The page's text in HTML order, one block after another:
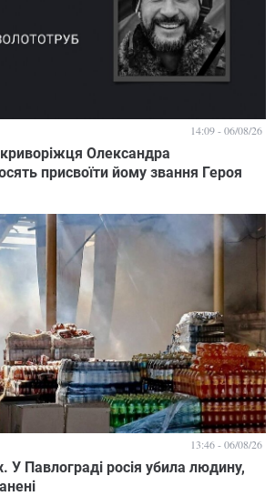
криворіжця Олександра
присвоїти йому звання Героя
14:09 - 06/08/26
У Павлограді росія убила людину,
13:46 - 06/08/26